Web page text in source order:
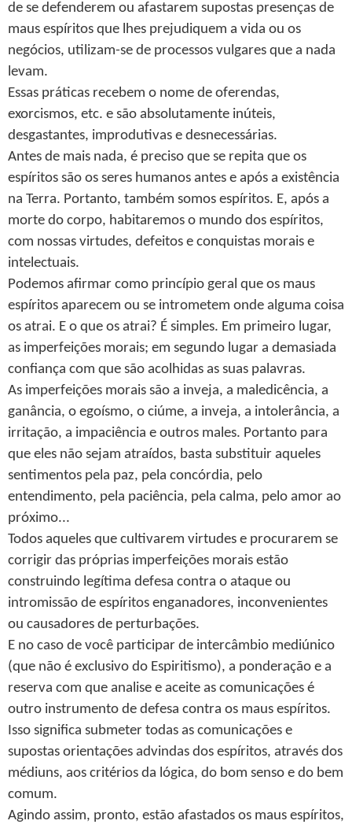
de se defenderem ou afastarem supostas presenças de
maus espíritos que lhes prejudiquem a vida ou os
negócios, utilizam-se de processos vulgares que a nada
levam.
Essas práticas recebem o nome de oferendas,
exorcismos, etc. e são absolutamente inúteis,
desgastantes, improdutivas e desnecessárias.
Antes de mais nada, é preciso que se repita que os
espíritos são os seres humanos antes e após a existência
na Terra. Portanto, também somos espíritos. E, após a
morte do corpo, habitaremos o mundo dos espíritos,
com nossas virtudes, defeitos e conquistas morais e
intelectuais.
Podemos afirmar como princípio geral que os maus
espíritos aparecem ou se intrometem onde alguma coisa
os atrai. E o que os atrai? É simples. Em primeiro lugar,
as imperfeições morais; em segundo lugar a demasiada
confiança com que são acolhidas as suas palavras.
As imperfeições morais são a inveja, a maledicência, a
ganância, o egoísmo, o ciúme, a inveja, a intolerância, a
irritação, a impaciência e outros males. Portanto para
que eles não sejam atraídos, basta substituir aqueles
sentimentos pela paz, pela concórdia, pelo
entendimento, pela paciência, pela calma, pelo amor ao
próximo...
Todos aqueles que cultivarem virtudes e procurarem se
corrigir das próprias imperfeições morais estão
construindo legítima defesa contra o ataque ou
intromissão de espíritos enganadores, inconvenientes
ou causadores de perturbações.
E no caso de você participar de intercâmbio mediúnico
(que não é exclusivo do Espiritismo), a ponderação e a
reserva com que analise e aceite as comunicações é
outro instrumento de defesa contra os maus espíritos.
Isso significa submeter todas as comunicações e
supostas orientações advindas dos espíritos, através dos
médiuns, aos critérios da lógica, do bom senso e do bem
comum.
Agindo assim, pronto, estão afastados os maus espíritos,